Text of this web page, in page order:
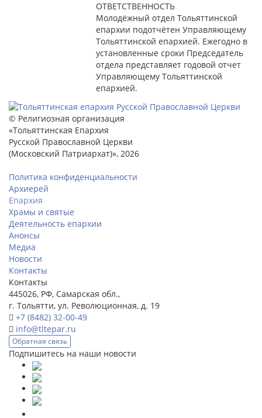
ОТВЕТСТВЕННОСТЬ
Молодёжный отдел Тольяттинской
епархии подотчётен Управляющему
Тольяттинской епархией. Ежегодно в
установленные сроки Председатель
отдела представляет годовой отчет
Управляющему Тольяттинской
епархией.
© Религиозная организация
«Тольяттинская Епархия
Русской Православной Церкви
(Московский Патриархат)», 2026
Политика конфиденциальности
Архиерей
Епархия
Храмы и святые
Деятельность епархии
Анонсы
Медиа
Новости
Контакты
Контакты
445026, РФ, Самарская обл.,
г. Тольятти, ул. Революционная, д. 19
+7 (8482) 32-00-49
info@tltepar.ru
Обратная связь
Подпишитесь на наши новости